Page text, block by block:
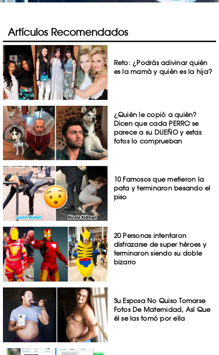
Artículos Recomendados
Reto: ¿Podrás adivinar quién
es la mamá y quién es la hija?
¿Quién le copió a quién?
Dicen que cada PERRO se
parece a su DUEÑO y estas
fotos lo comprueban
10 Famosos que metieron la
pata y terminaron besando el
piso
20 Personas intentaron
disfrazarse de super héroes y
terminaron siendo su doble
bizarro
Su Esposa No Quiso Tomarse
Fotos De Maternidad, Así Que
él se las tomó por ella